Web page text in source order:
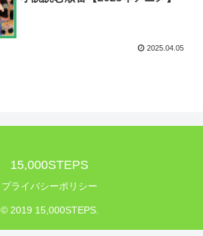
2025.04.05
15,000STEPS
プライバシーポリシー
© 2019 15,000STEPS.